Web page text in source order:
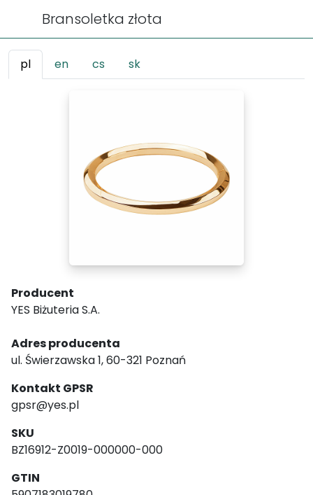
Bransoletka złota
pl en cs sk
Producent
YES Biżuteria S.A.
Adres producenta
ul. Świerzawska 1, 60-321 Poznań
Kontakt GPSR
gpsr@yes.pl
SKU
BZ16912-Z0019-000000-000
GTIN